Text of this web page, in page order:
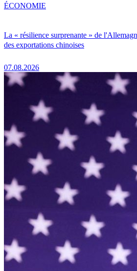
La « résilience surprenante » de
des exportations chinoises
07.08.2026
ÉCONOMIE